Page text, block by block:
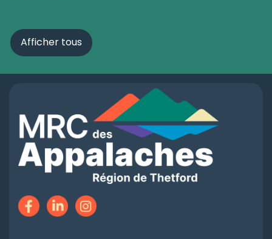
Afficher tous